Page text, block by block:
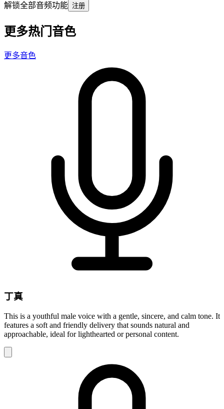
解锁全部音频功能 注册
更多热门音色
更多音色
丁真
This is a youthful male voice with a gentle, sincere, and calm tone. It
features a soft and friendly delivery that sounds natural and
approachable, ideal for lighthearted or personal content.